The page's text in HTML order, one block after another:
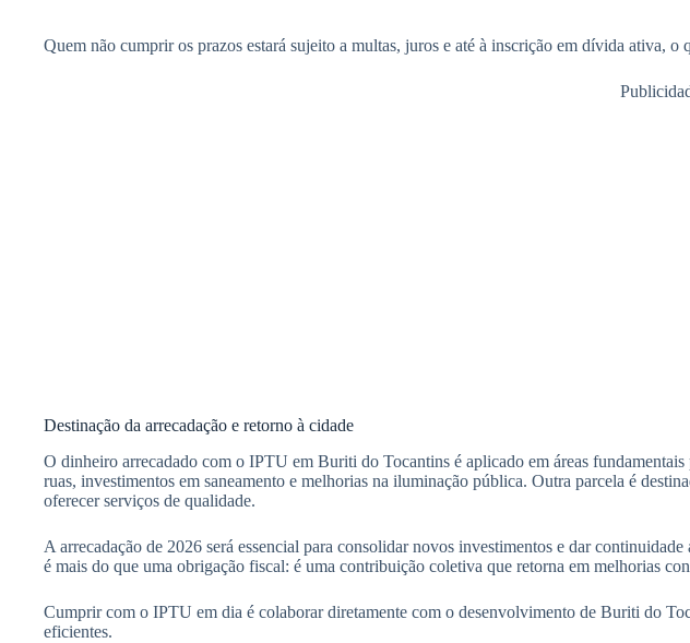
Quem não cumprir os prazos estará sujeito a multas, juros e até à inscrição em dívida ativa,
Destinação da arrecadação e retorno à cidade
O dinheiro arrecadado com o IPTU em Buriti do Tocantins é aplicado em áreas
ruas, investimentos em saneamento e melhorias na iluminação pública. Outra parcela é
oferecer serviços de qualidade.
A arrecadação de 2026 será essencial para consolidar novos investimentos e dar
é mais do que uma obrigação fiscal: é uma contribuição coletiva que retorna em melhorias
Cumprir com o IPTU em dia é colaborar diretamente com o desenvolvimento de Buriti do
eficientes.